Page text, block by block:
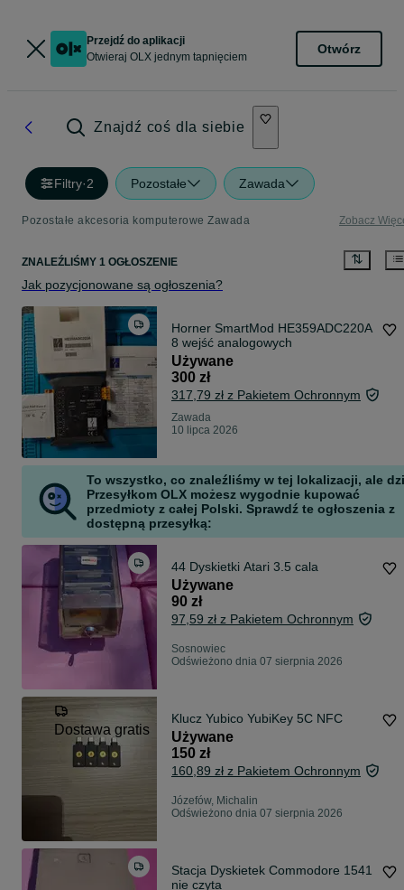
Przejdź do aplikacji
Otwieraj OLX jednym tapnięciem
Otwórz
Znajdź coś dla siebie
Filtry·2 Pozostałe Zawada
Pozostałe akcesoria komputerowe Zawada Zobacz
ZNALEŹLIŚMY 1 OGŁOSZENIE
Jak pozycjonowane są ogłoszenia?
Horner SmartMod HE359ADC220A
8 wejść analogowych
Używane
300 zł
317,79 zł z Pakietem Ochronnym
Zawada
10 lipca 2026
To wszystko, co znaleźliśmy w tej lokalizacji, ale
Przesyłkom OLX możesz wygodnie kupować
przedmioty z całej Polski. Sprawdź te ogłoszenia z
dostępną przesyłką:
44 Dyskietki Atari 3.5 cala
Używane
90 zł
97,59 zł z Pakietem Ochronnym
Sosnowiec
Odświeżono dnia 07 sierpnia 2026
Dostawa gratis
Klucz Yubico YubiKey 5C NFC
Używane
150 zł
160,89 zł z Pakietem Ochronnym
Józefów, Michalin
Odświeżono dnia 07 sierpnia 2026
Stacja Dyskietek Commodore 1541
nie czyta